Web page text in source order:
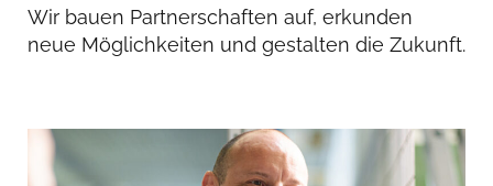
Wir bauen Partnerschaften auf, erkunden
neue Möglichkeiten und gestalten die Zukunft.